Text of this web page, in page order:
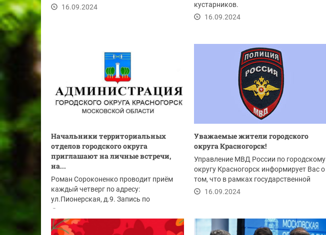
прохождения медицинских...
16.09.2024
кустарников.
16.09.2024
Начальники территориальных
отделов городского округа
приглашают на личные встречи,
на...
Роман Сороконенко проводит приём
каждый четверг по адресу:
ул.Пионерская, д.9. Запись по
телефонам: 8(925)658-04-94,...
Уважаемые жители городского
округа Красногорск!
Управление МВД России по городскому
округу Красногорск информирует Вас о
том, что в рамках государственной
программы...
16.09.2024